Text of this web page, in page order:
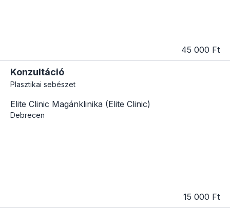
45 000 Ft
Konzultáció
Plasztikai sebészet
Elite Clinic Magánklinika (Elite Clinic)
Debrecen
15 000 Ft